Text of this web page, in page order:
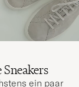
ein paar